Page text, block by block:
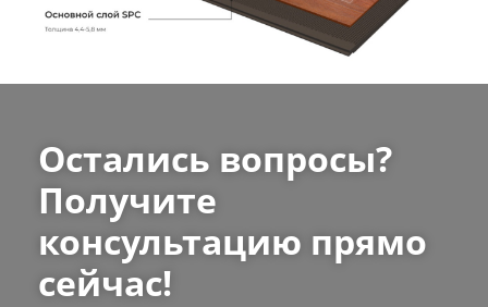
Остались вопросы?
Получите
консультацию прямо
сейчас!